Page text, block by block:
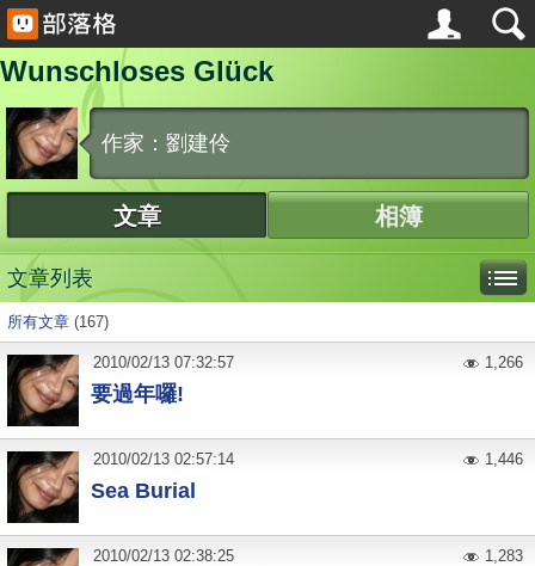
Wunschloses Glück
作家：劉建伶
文章 相簿
文章列表
所有文章 (167)
要過年囉!
2010/02/13 07:32:57 1,266
Sea Burial
2010/02/13 02:57:14 1,446
2010/02/13 02:38:25 1,283